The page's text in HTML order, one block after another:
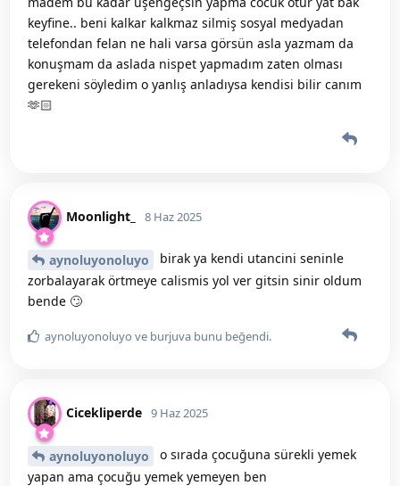
keyfine.. beni kalkar kalkmaz silmiş sosyal medyadan
telefondan felan ne hali varsa görsün asla yazmam da
konuşmam da aslada nispet yapmadım zaten olması
gerekeni söyledim o yanlış anladıysa kendisi bilir canım
🫶🏻
Moonlight_ 8 Haz 2025
aynoluyonoluyo
birak ya kendi utancini seninle
zorbalayarak örtmeye calismis yol ver gitsin sinir oldum
bende 🙄
aynoluyonoluyo ve burjuva bunu beğendi.
Cicekliperde 9 Haz 2025
aynoluyonoluyo
o sırada çocuğuna sürekli yemek
yapan ama çocuğu yemek yemeyen ben